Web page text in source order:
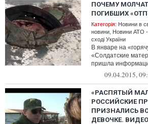
ПОЧЕМУ
ПОГИБШИХ
Категорія: Новини в
новини Новини АТО -
сході України
В январе на
«Солдатские
пришла
«срочников&raq...
09.04.2015,
«РАСПЯТЫЙ
РОССИЙСКИЕ
ПРИЗНАЛИСЬ
ДЕВОЧКЕ. ВИДЕО